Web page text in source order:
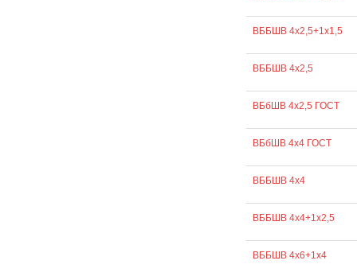
ВББШВ 4х2,5+1х1,5
ВББШВ 4х2,5
ВБбШВ 4х2,5 ГОСТ
ВБбШВ 4х4 ГОСТ
ВББШВ 4х4
ВББШВ 4х4+1х2,5
ВББШВ 4х6+1х4